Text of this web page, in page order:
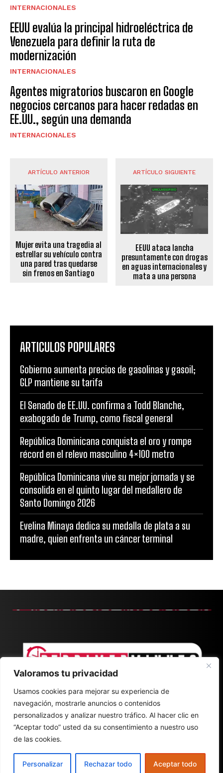
Valoramos tu privacidad
Usamos cookies para mejorar su experiencia de
navegación, mostrarle anuncios o contenidos
personalizados y analizar nuestro tráfico. Al hacer clic en
“Aceptar todo” usted da su consentimiento a nuestro uso
de las cookies.
Personalizar Rechazar todo Aceptar todo
INTERNACIONALES
EEUU evalúa la principal hidroeléctrica de
Venezuela para definir la ruta de
modernización
INTERNACIONALES
Agentes migratorios buscaron en Google
negocios cercanos para hacer redadas en
EE.UU., según una demanda
INTERNACIONALES
ARTÍCULO ANTERIOR
Mujer evita una tragedia al
estrellar su vehículo contra
una pared tras quedarse
sin frenos en Santiago
ARTÍCULO SIGUIENTE
EEUU ataca lancha
presuntamente con drogas
en aguas internacionales y
mata a una persona
ARTICULOS POPULARES
Gobierno aumenta precios de gasolinas y gasoil;
GLP mantiene su tarifa
El Senado de EE.UU. confirma a Todd Blanche,
exabogado de Trump, como fiscal general
República Dominicana conquista el oro y rompe
récord en el relevo masculino 4×100 metro
República Dominicana vive su mejor jornada y se
consolida en el quinto lugar del medallero de
Santo Domingo 2026
Evelina Minaya dedica su medalla de plata a su
madre, quien enfrenta un cáncer terminal